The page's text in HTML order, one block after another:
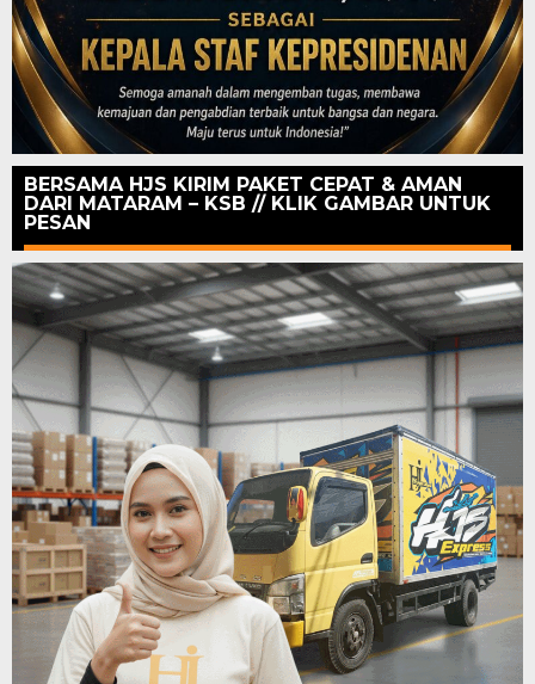
BERSAMA HJS KIRIM PAKET CEPAT & AMAN
DARI MATARAM – KSB // KLIK GAMBAR UNTUK
PESAN